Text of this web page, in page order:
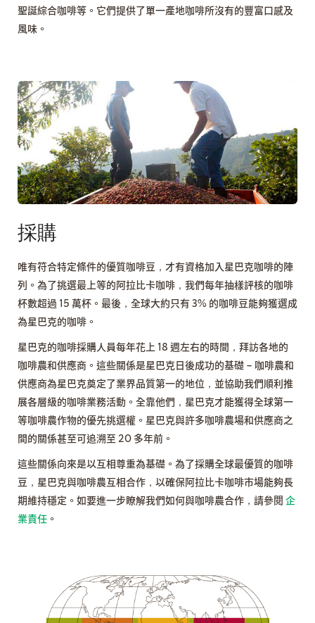
聖誕綜合咖啡等。它們提供了單一產地咖啡所沒有的豐富口感及
風味。
採購
唯有符合特定條件的優質咖啡豆，才有資格加入星巴克咖啡的陣
列。為了挑選最上等的阿拉比卡咖啡，我們每年抽樣評核的咖啡
杯數超過 15 萬杯。最後，全球大約只有 3% 的咖啡豆能夠獲選成
為星巴克的咖啡。
星巴克的咖啡採購人員每年花上 18 週左右的時間，拜訪各地的
咖啡農和供應商。這些關係是星巴克日後成功的基礎 – 咖啡農和
供應商為星巴克奠定了業界品質第一的地位，並協助我們順利推
展各層級的咖啡業務活動。全靠他們，星巴克才能獲得全球第一
等咖啡農作物的優先挑選權。星巴克與許多咖啡農場和供應商之
間的關係甚至可追溯至 20 多年前。
這些關係向來是以互相尊重為基礎。為了採購全球最優質的咖啡
豆，星巴克與咖啡農互相合作，以確保阿拉比卡咖啡市場能夠長
期維持穩定。如要進一步瞭解我們如何與咖啡農合作，請參閱 企
業責任 。